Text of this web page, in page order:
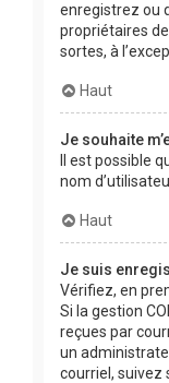
enregistrez ou
propriétaires
sortes, à
Haut
Je souhaite
Il est possible
nom
Haut
Je suis
Vérifiez, en
Si la gestion
reçues par
un
courriel, suivez